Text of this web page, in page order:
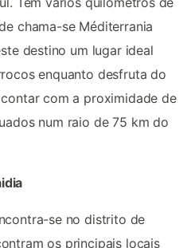
chama-se Méditerrania
destino um lugar ideal
enquanto desfruta do
com a proximidade de
num raio de 75 km do
se no distrito de
os principais locais